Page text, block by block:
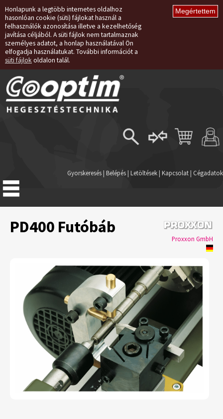
Honlapunk a legtöbb internetes oldalhoz
hasonlóan cookie (süti) fájlokat használ a
felhasználók azonosítása illetve a kezelhetőség
javítása céljából. A süti fájlok nem tartalmaznak
személyes adatot, a honlap használatával Ön
elfogadja használatukat. További információt a
süti fájlok oldalon talál.
Regisztráció
Gyorskeresés| Belépés | Letöltések | Kapcsolat | Cégadatok
PD400 Futóbáb
Proxxon GmbH